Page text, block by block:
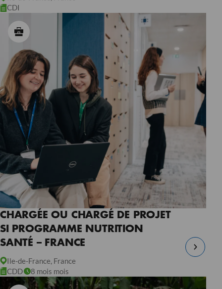
CDI
CHARGÉE OU CHARGÉ DE PROJET
SI PROGRAMME NUTRITION
SANTÉ – FRANCE
Ile-de-France, France
CDD
8 mois mois